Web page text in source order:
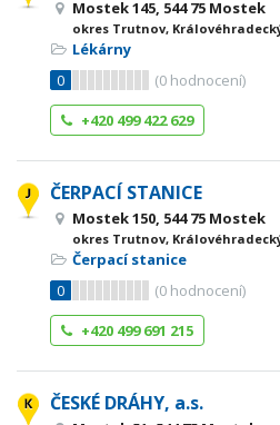
Mostek 145, 544 75 Mostek
okres Trutnov,
Lékárny
0
(0 hodnocení)
+420 499 422 629
ČERPACÍ STANICE
Mostek 150, 544 75 Mostek
okres Trutnov,
Čerpací stanice
0
(0 hodnocení)
+420 499 691 215
ČESKÉ DRÁHY, a.s.